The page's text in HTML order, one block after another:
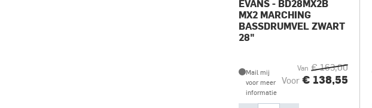
EVANS - BD28MX2B
MX2 MARCHING
BASSDRUMVEL ZWART
28"
Mail mij
voor meer
informatie
Van € 163,00
Voor€ 138,55